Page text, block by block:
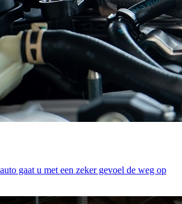
gaat u met een zeker gevoel de weg op